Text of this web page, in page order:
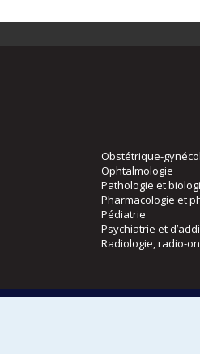
Obstétrique-
Ophtalmologie
Pathologie et
Pharmacologie et
Pédiatrie
Psychiatrie et
Radiologie, radio-
Directions